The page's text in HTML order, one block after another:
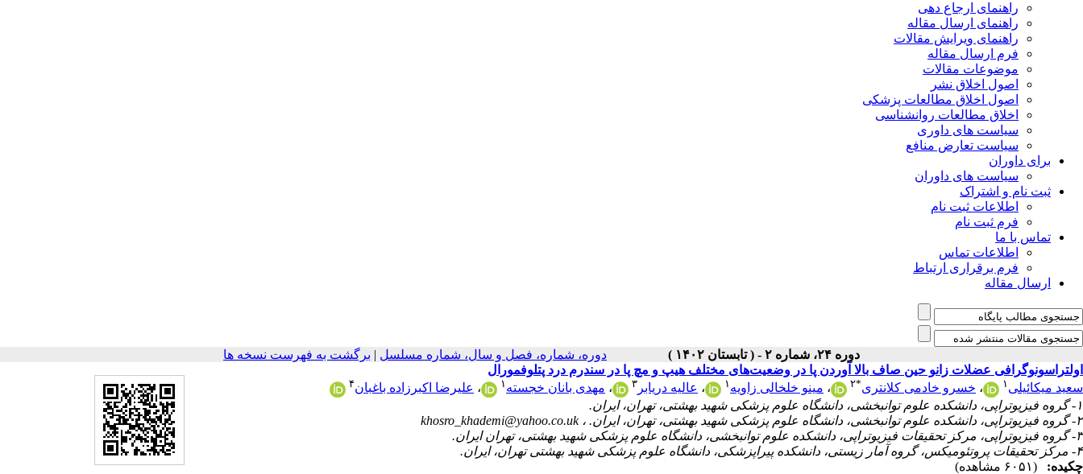
راهنمای ارجاع دهی
راهنمای ارسال مقاله
راهنمای ویرایش مقالات
فرم ارسال مقاله
موضوعات مقالات
اصول اخلاق نشر
اصول اخلاق مطالعات پزشکی
اخلاق مطالعات روانشناسی
سیاست های داوری
سیاست تعارض منافع
برای داوران
سیاست های داوران
ثبت نام و اشتراک
اطلاعات ثبت نام
فرم ثبت نام
تماس با ما
اطلاعات تماس
فرم برقراری ارتباط
ارسال مقاله
دوره ۲۴، شماره ۲ - ( تابستان ۱۴۰۲ ) دوره، شماره، فصل و سال، شماره مسلسل | برگشت به فهرست نسخه ها
اولتراسونوگرافی عضلات زانو حین صاف بالا آوردن پا در وضعیت‌های مختلف هیپ و مچ پا در سندرم درد پتلوفمورال
سعید میکائیلی ۱ ، خسرو خادمی کلانتری*۲ ، مینو خلخالی زاویه ۱ ، عالیه دریابر ۳ ، مهدی بانان خجسته ۱ ، علیرضا اکبرزاده باغبان۴
۱- گروه فیزیوتراپی، دانشکده علوم توانبخشی، دانشگاه علوم پزشکی شهید بهشتی، تهران، ایران.
۲- گروه فیزیوتراپی، دانشکده علوم توانبخشی، دانشگاه علوم پزشکی شهید بهشتی، تهران، ایران. ،
khosro_khademi@yahoo.co.uk
۳- گروه فیزیوتراپی، مرکز تحقیقات فیزیوتراپی، دانشکده علوم توانبخشی، دانشگاه علوم پزشکی شهید بهشتی، تهران ایران.
۴- مرکز تحقیقات پروتئومیکس، گروه آمار زیستی، دانشکده پیراپزشکی، دانشگاه علوم پزشکی شهید بهشتی تهران، ایران.
چکیده:
(۶۰۵۱ مشاهده)